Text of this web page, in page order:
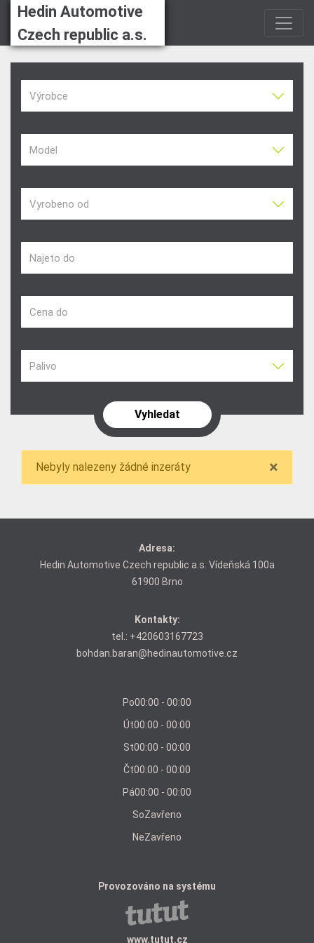
Hedin Automotive
Czech republic a.s.
Výrobce
Model
Vyrobeno od
Najeto do
Cena do
Palivo
Nebyly nalezeny žádné inzeráty ×
Adresa:
Hedin Automotive Czech republic a.s. Vídeňská 100a
61900 Brno
Kontakty:
tel.: +420603167723
bohdan.baran@hedinautomotive.cz
Po00:00 - 00:00
Út00:00 - 00:00
St00:00 - 00:00
Čt00:00 - 00:00
Pá00:00 - 00:00
SoZavřeno
NeZavřeno
Provozováno na systému
www.tutut.cz